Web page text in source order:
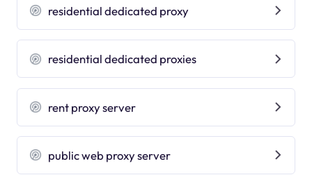
residential dedicated proxy
residential dedicated proxies
rent proxy server
public web proxy server